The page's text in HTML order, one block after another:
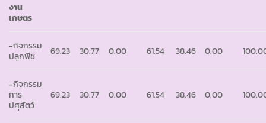
งาน
เกษตร
-กิจกรรม
ปลูกพืช
69.23 30.77 0.00 61.54 38.46 0.00
-กิจกรรม
การ
ปศุสัตว์
69.23 30.77 0.00 61.54 38.46 0.00